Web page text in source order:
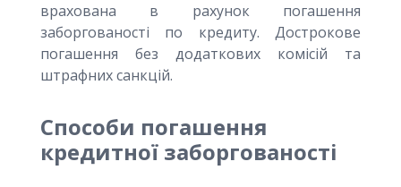
врахована в рахунок погашення
заборгованості по кредиту. Дострокове
погашення без додаткових комісій та
штрафних санкцій.
Способи погашення
кредитної заборгованості